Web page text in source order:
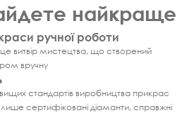
найкраще
ручної роботи
витвір мистецтва, що створений
вручну
стандартів виробництва прикрас
сертифіковані діаманти, справжні